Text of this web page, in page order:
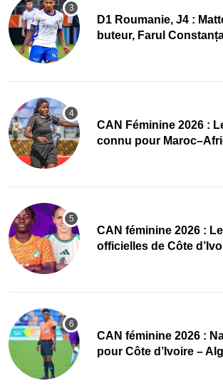
D1 Roumanie, J4 :
buteur, Farul
‎CAN Féminine 2026 :
connu pour
‎CAN féminine 2026 :
officielles de Côte
‎CAN féminine 2026 :
pour Côte d’Ivoire –